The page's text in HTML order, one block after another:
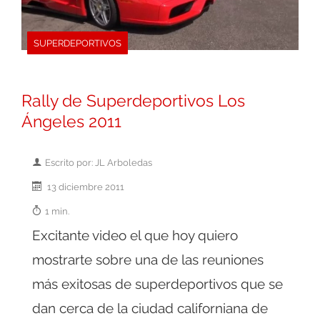
SUPERDEPORTIVOS
Rally de Superdeportivos Los
Ángeles 2011
Escrito por: JL Arboledas
13 diciembre 2011
1 min.
Excitante video el que hoy quiero
mostrarte sobre una de las reuniones
más exitosas de superdeportivos que se
dan cerca de la ciudad californiana de